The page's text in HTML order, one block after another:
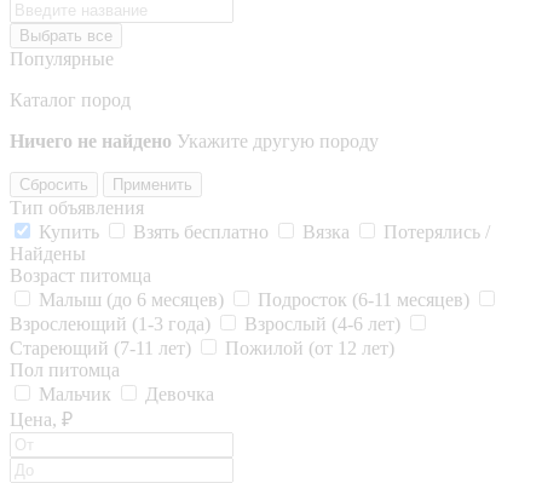
Выбрать все
Популярные
Каталог пород
Ничего не найдено Укажите другую породу
Сбросить Применить
Тип объявления
Купить
Взять бесплатно Вязка
Потерялись /
Найдены
Возраст питомца
Малыш (до 6 месяцев)
Подросток (6-11 месяцев)
Взрослеющий (1-3 года)
Взрослый (4-6 лет)
Стареющий (7-11 лет)
Пожилой (от 12 лет)
Пол питомца
Мальчик
Девочка
Цена, ₽